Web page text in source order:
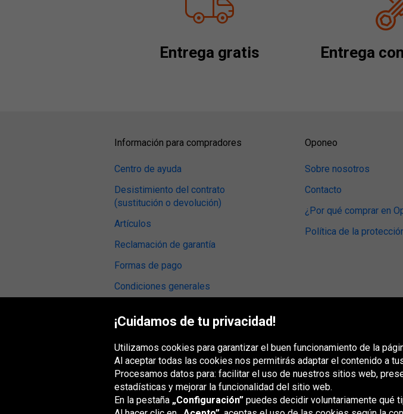
Entrega gratis Entrega
Información para compradores
Centro de ayuda
Desistimiento del contrato
(sustitución o devolución)
Artículos
Reclamación de garantía
Formas de pago
Condiciones generales
Taller de montaje
Accesibilidad digital
Oponeo
Sobre nosotros
Contacto
¿Por qué comprar en
Política de la
¡Cuidamos de tu privacidad!
Utilizamos cookies para garantizar el buen funcionamiento de la
Al aceptar todas las cookies nos permitirás adaptar el contenido a
Procesamos datos para: facilitar el uso de nuestros sitios web,
estadísticas y mejorar la funcionalidad del sitio web.
En la pestaña „Configuración” puedes decidir voluntariamente qué